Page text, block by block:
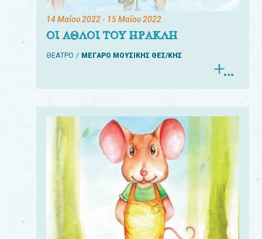
14 Μαΐου 2022- 15 Μαΐου 2022
ΟΙ ΑΘΛΟΙ ΤΟΥ ΗΡΑΚΛΗ
ΘΕΑΤΡΟ ΜΕΓΑΡΟ ΜΟΥΣΙΚΗΣ ΘΕΣ/ΚΗΣ